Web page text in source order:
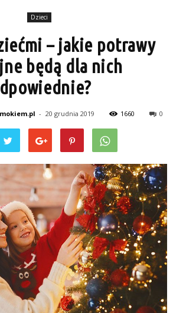
Dzieci
– jakie potrawy
będą dla nich
- 20 grudnia 2019 1660 0